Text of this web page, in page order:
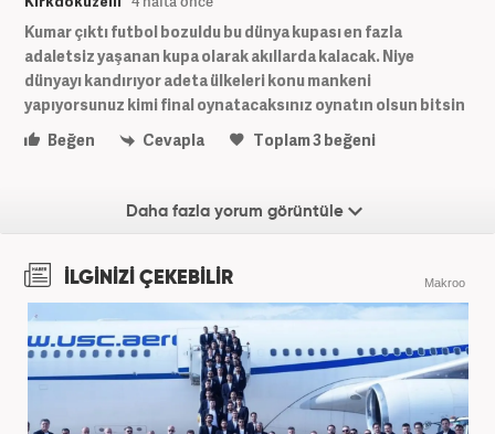
Kumar çıktı futbol bozuldu bu dünya kupası en fazla
adaletsiz yaşanan kupa olarak akıllarda kalacak. Niye
dünyayı kandırıyor adeta ülkeleri konu mankeni
yapıyorsunuz kimi final oynatacaksınız oynatın olsun bitsin
Beğen
Cevapla Toplam3beğeni
Daha fazla yorum görüntüle
İLGİNİZİ ÇEKEBİLİR Makroo